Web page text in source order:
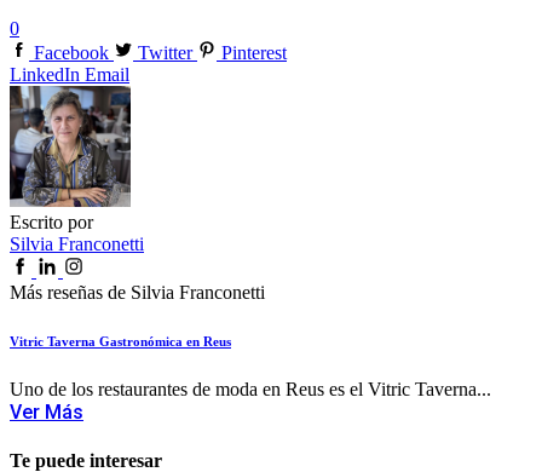
0
Facebook
Twitter
Pinterest
LinkedIn Email
Escrito por
Silvia Franconetti
Más reseñas de Silvia Franconetti
Vitric Taverna Gastronómica en Reus
Uno de los restaurantes de moda en Reus es el Vitric Taverna...
Ver Más
Te puede interesar